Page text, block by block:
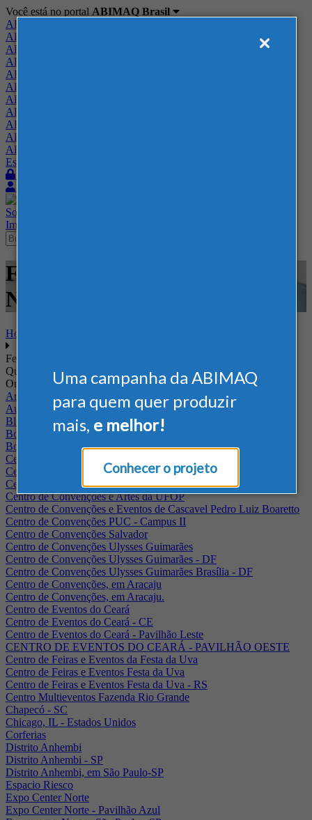
Uma campanha da ABIMAQ
para quem quer produzir
mais, e melhor!
Conhecer o projeto
Você está no portal ABIMAQ Brasil
ABIMAQ Brasil
ABIMAQ Minas Gerais
ABIMAQ Norte-Nordeste
ABIMAQ Paraná
ABIMAQ Piracicaba
ABIMAQ Ribeirão Preto
ABIMAQ Rio de Janeiro
ABIMAQ Rio Grande do Sul
ABIMAQ Santa Catarina
ABIMAQ São Paulo
ABIMAQ Vale do Paraíba
Escritório de Relações Governamentais
Sobre
Imprensa
Feiras - Usipa - MG - Feira
Nacional - Tecnologia
Home
Feiras
Quando
Onde
Arena Jaguariuna
Auditório Albano Franco - FIEPA
Blumenau - SC
BolognaFiere
Boulevard Olimpico - RJ
Centro Internacional de Convenções do Brasil, em Brasília
Centro de Convenções - SE
Centro de Convenções de Pernambuco - PE
Centro de Convenções e Artes da UFOP
Centro de Convenções e Eventos de Cascavel Pedro Luiz Boaretto
Centro de Convenções PUC - Campus II
Centro de Convenções Salvador
Centro de Convenções Ulysses Guimarães
Centro de Convenções Ulysses Guimarães - DF
Centro de Convenções Ulysses Guimarães Brasília - DF
Centro de Convenções, em Aracaju
Centro de Convenções, em Aracaju.
Centro de Eventos do Ceará
Centro de Eventos do Ceará - CE
Centro de Eventos do Ceará - Pavilhão Leste
CENTRO DE EVENTOS DO CEARÁ - PAVILHÃO OESTE
Centro de Feiras e Eventos da Festa da Uva
Centro de Feiras e Eventos Festa da Uva
Centro de Feiras e Eventos Festa da Uva - RS
Centro Multieventos Fazenda Rio Grande
Chapecó - SC
Chicago, IL - Estados Unidos
Corferias
Distrito Anhembi
Distrito Anhembi - SP
Distrito Anhembi, em São Paulo-SP
Espacio Riesco
Expo Center Norte
Expo Center Norte - Pavilhão Azul